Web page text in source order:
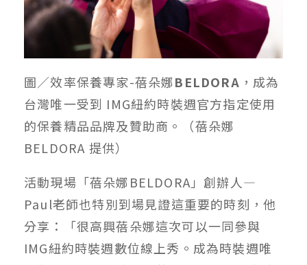
圖／效率保養專家-蓓朵娜BELDORA ，成為
台灣唯一受到 IMG紐約時裝週官方指定使用
的保養精品品牌及贊助商 。（蓓朵娜
BELDORA 提供）
活動現場「蓓朵娜BELDORA」創辦人—
Paul老師也特別到場見證這重要的時刻，他
分享：「很高興蓓朵娜這次可以一同參與
IMG紐約時裝週數位線上秀。成為時裝週唯